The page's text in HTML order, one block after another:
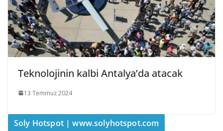
Teknolojinin kalbi Antalya’da atacak
13 Temmuz 2024
Soly Hotspot | www.solyhotspot.com